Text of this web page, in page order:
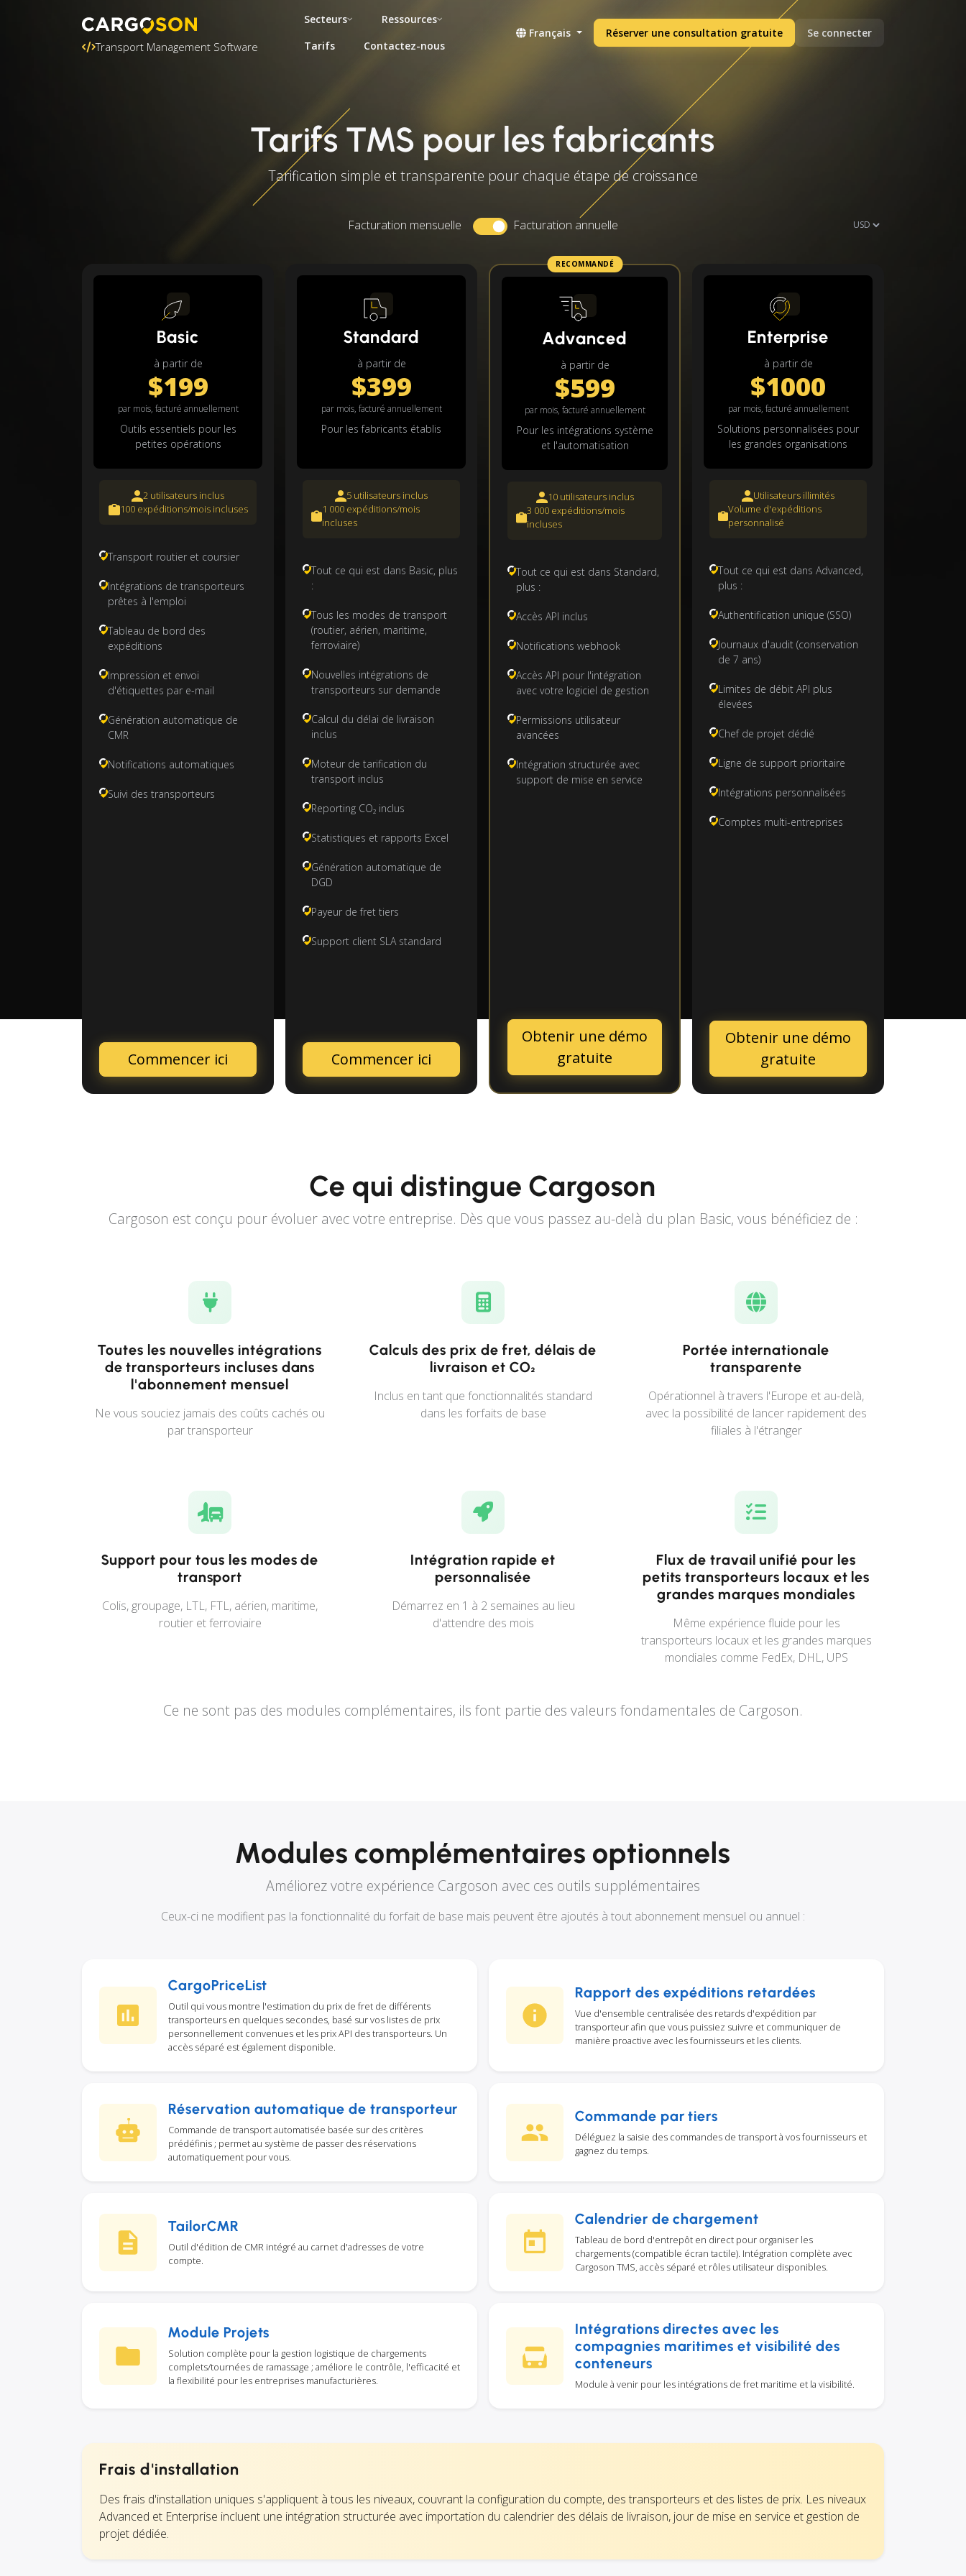
Transport Management Software
Secteurs
Ressources
Tarifs
Contactez-nous
Français Réserver une consultation gratuite Se connecter
Tarifs TMS pour les fabricants
Tarification simple et transparente pour chaque étape de croissance
Facturation mensuelle Facturation annuelle
Basic
à partir de
$199
par mois, facturé annuellement
Outils essentiels pour les
petites opérations
2 utilisateurs inclus
100 expéditions/mois incluses
Transport routier et coursier
Intégrations de transporteurs
prêtes à l'emploi
Tableau de bord des
expéditions
Impression et envoi
d'étiquettes par e-mail
Génération automatique de
CMR
Notifications automatiques
Suivi des transporteurs
Commencer ici
Standard
à partir de
$399
par mois, facturé annuellement
Pour les fabricants établis
5 utilisateurs inclus
1 000 expéditions/mois
incluses
Tout ce qui est dans Basic, plus
:
Tous les modes de transport
(routier, aérien, maritime,
ferroviaire)
Nouvelles intégrations de
transporteurs sur demande
Calcul du délai de livraison
inclus
Moteur de tarification du
transport inclus
Reporting CO₂ inclus
Statistiques et rapports Excel
Génération automatique de
DGD
Payeur de fret tiers
Support client SLA standard
Commencer ici
RECOMMANDÉ
Advanced
à partir de
$599
par mois, facturé annuellement
Pour les intégrations système
et l'automatisation
10 utilisateurs inclus
3 000 expéditions/mois
incluses
Tout ce qui est dans Standard,
plus :
Accès API inclus
Notifications webhook
Accès API pour l'intégration
avec votre logiciel de gestion
Permissions utilisateur
avancées
Intégration structurée avec
support de mise en service
Obtenir une démo
gratuite
Enterprise
à partir de
$1000
par mois, facturé annuellement
Solutions personnalisées pour
les grandes organisations
Utilisateurs illimités
Volume d'expéditions
personnalisé
Tout ce qui est dans Advanced,
plus :
Authentification unique (SSO)
Journaux d'audit (conservation
de 7 ans)
Limites de débit API plus
élevées
Chef de projet dédié
Ligne de support prioritaire
Intégrations personnalisées
Comptes multi-entreprises
Obtenir une démo
gratuite
Ce qui distingue Cargoson
Cargoson est conçu pour évoluer avec votre entreprise. Dès que vous passez au-delà du plan Basic, vous bénéficiez de :
Toutes les nouvelles intégrations
de transporteurs incluses dans
l'abonnement mensuel
Ne vous souciez jamais des coûts cachés ou
par transporteur
Calculs des prix de fret, délais de
livraison et CO₂
Inclus en tant que fonctionnalités standard
dans les forfaits de base
Portée internationale
transparente
Opérationnel à travers l'Europe et au-delà,
avec la possibilité de lancer rapidement des
filiales à l'étranger
Support pour tous les modes de
transport
Colis, groupage, LTL, FTL, aérien, maritime,
routier et ferroviaire
Intégration rapide et
personnalisée
Démarrez en 1 à 2 semaines au lieu
d'attendre des mois
Flux de travail unifié pour les
petits transporteurs locaux et les
grandes marques mondiales
Même expérience fluide pour les
transporteurs locaux et les grandes marques
mondiales comme FedEx, DHL, UPS
Ce ne sont pas des modules complémentaires, ils font partie des valeurs fondamentales de Cargoson.
Modules complémentaires optionnels
Améliorez votre expérience Cargoson avec ces outils supplémentaires
Ceux-ci ne modifient pas la fonctionnalité du forfait de base mais peuvent être ajoutés à tout abonnement mensuel ou annuel :
CargoPriceList
Outil qui vous montre l'estimation du prix de fret de différents
transporteurs en quelques secondes, basé sur vos listes de prix
personnellement convenues et les prix API des transporteurs. Un
accès séparé est également disponible.
Rapport des expéditions retardées
Vue d'ensemble centralisée des retards d'expédition par
transporteur afin que vous puissiez suivre et communiquer de
manière proactive avec les fournisseurs et les clients.
Réservation automatique de transporteur
Commande de transport automatisée basée sur des critères
prédéfinis ; permet au système de passer des réservations
automatiquement pour vous.
Commande par tiers
Déléguez la saisie des commandes de transport à vos fournisseurs et
gagnez du temps.
TailorCMR
Outil d'édition de CMR intégré au carnet d'adresses de votre
compte.
Calendrier de chargement
Tableau de bord d'entrepôt en direct pour organiser les
chargements (compatible écran tactile). Intégration complète avec
Cargoson TMS, accès séparé et rôles utilisateur disponibles.
Module Projets
Solution complète pour la gestion logistique de chargements
complets/tournées de ramassage ; améliore le contrôle, l'efficacité et
la flexibilité pour les entreprises manufacturières.
Intégrations directes avec les
compagnies maritimes et visibilité des
conteneurs
Module à venir pour les intégrations de fret maritime et la visibilité.
Frais d'installation
Des frais d'installation uniques s'appliquent à tous les niveaux, couvrant la configuration du compte, des transporteurs et des listes de prix. Les niveaux
Advanced et Enterprise incluent une intégration structurée avec importation du calendrier des délais de livraison, jour de mise en service et gestion de
projet dédiée.